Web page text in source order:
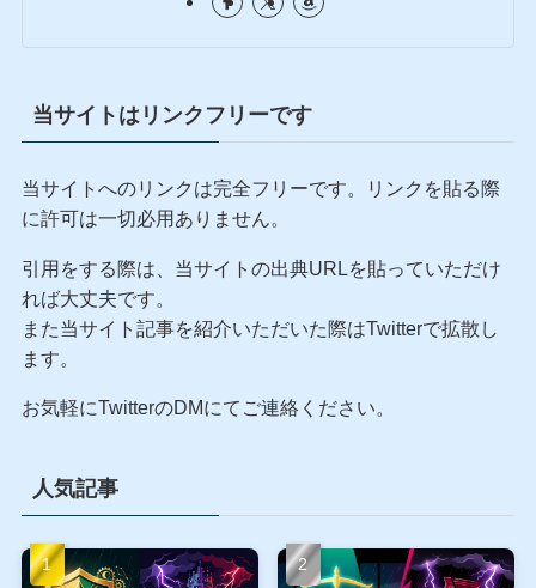
運用する現役銀行系SE×証券アナリスト。労働と残業
を心の底から嫌悪し、超高配当ETF（AIPI等）を使った
出口を模索中。リーマンショックでボロ負けした過去
を持つ、泥臭いプロの検証記録です。
当サイトはリンクフリーです
に許可は一切必用ありません。
引用をする際は、当サイトの出典URLを貼っていただけ
れば大丈夫です。